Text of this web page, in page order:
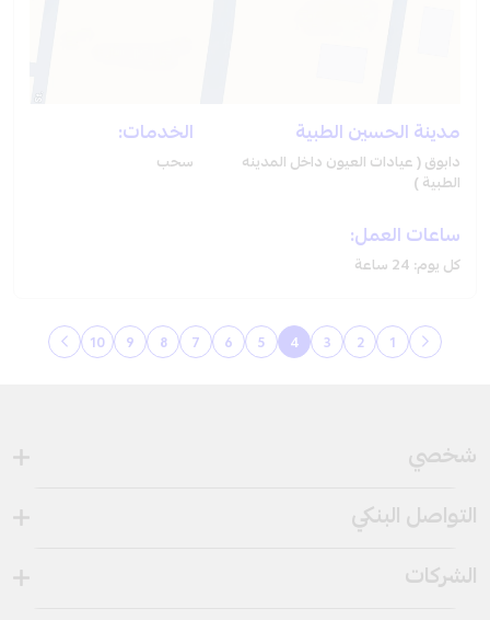
مدينة الحسين الطبية
دابوق ( عيادات العيون داخل المدينه
الطبية )
الخدمات:
سحب
ساعات العمل:
كل يوم: 24 ساعة
1
2
3
4
5
6
7
8
9
10
شخصي
التواصل البنكي
الشركات